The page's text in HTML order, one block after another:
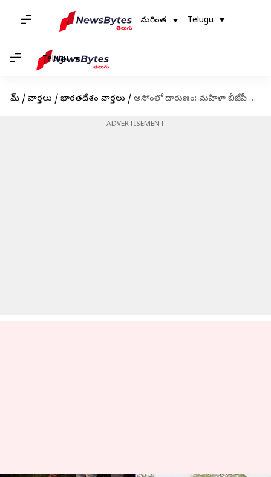
మరింత Telugu
Telugu
హోమ్ / వార్తలు / భారతదేశం వార్తలు / అసోంలో దారుణం: మహిళా బీజేపీ నాయకురాలు జోనాలి నాథ్ హత్య!
ADVERTISEMENT